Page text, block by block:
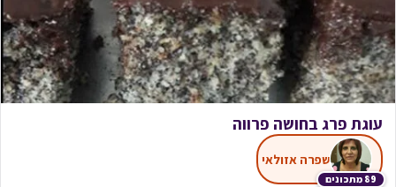
עוגת פרג בחושה פרווה
89 מתכונים
שפרה אזולאי